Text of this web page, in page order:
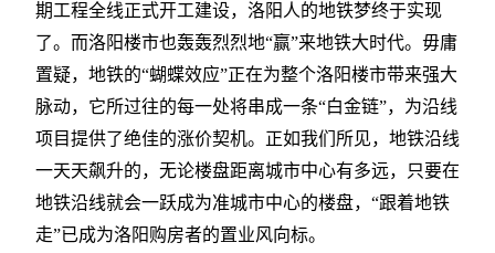
期工程全线正式开工建设，洛阳人的地铁梦终于实现
了。而洛阳楼市也轰轰烈烈地“赢”来地铁大时代。毋庸
置疑，地铁的“蝴蝶效应”正在为整个洛阳楼市带来强大
脉动，它所过往的每一处将串成一条“白金链”，为沿线
项目提供了绝佳的涨价契机。正如我们所见，地铁沿线
一天天飙升的，无论楼盘距离城市中心有多远，只要在
地铁沿线就会一跃成为准城市中心的楼盘，“跟着地铁
走”已成为洛阳购房者的置业风向标。